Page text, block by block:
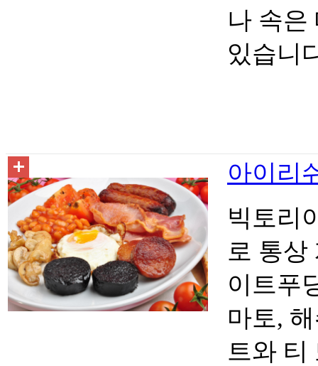
나 속은
있습니
아이리
빅토리
로 통상
이트푸
마토,
트와 티